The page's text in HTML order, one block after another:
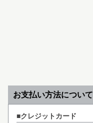
お支払い方法について
クレジットカード